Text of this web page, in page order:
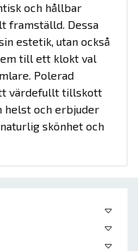
och hållbar
framställd. Dessa
estetik, utan också
till ett klokt val
Polerad
värdefullt tillskott
helst och erbjuder
skönhet och